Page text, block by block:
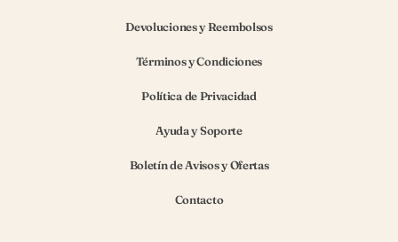
Devoluciones y Reembolsos
Términos y Condiciones
Política de Privacidad
Ayuda y Soporte
Boletín de Avisos y Ofertas
Contacto